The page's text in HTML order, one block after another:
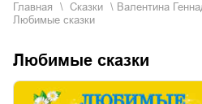
Главная сказки
Валентина
Любимые сказки
Любимые сказки